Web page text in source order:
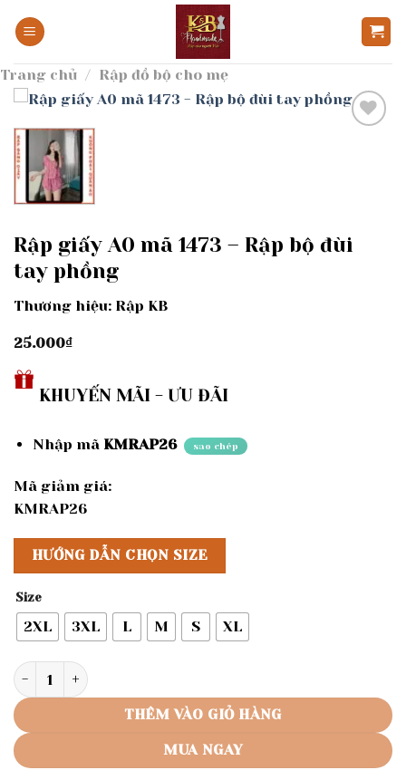
qua
dung
Trang chủ / Rập đồ bộ cho mẹ
Rập giấy A0 mã 1473 – Rập bộ đùi
tay phồng
Thương hiệu: Rập KB
25.000₫
KHUYẾN MÃI - ƯU ĐÃI
Nhập mã KMRAP26 sao chép
Mã giảm giá:
KMRAP26
HƯỚNG DẪN CHỌN SIZE
Size
2XL 3XL L M S XL
Rập giấy A0 mã 1473 - Rập bộ đùi tay phồng số lượng
THÊM VÀO GIỎ HÀNG
MUA NGAY